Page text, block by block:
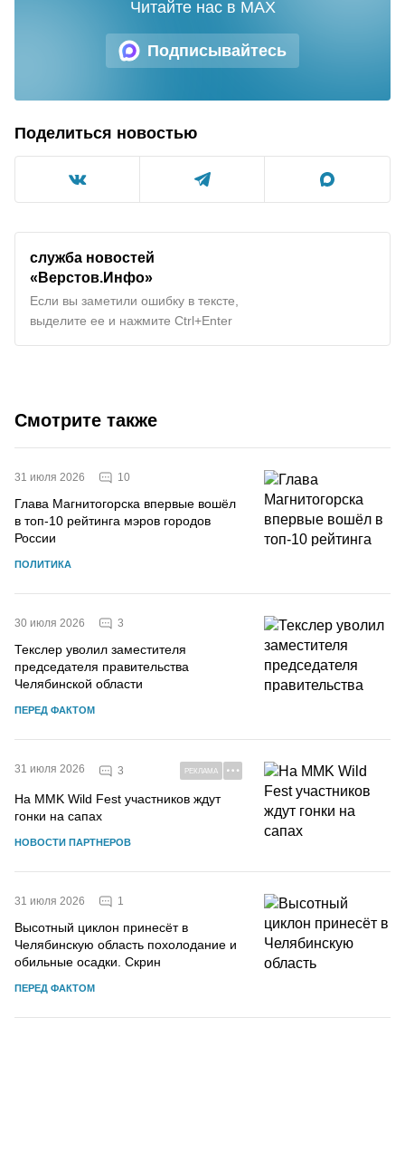
Подписывайтесь
Читайте нас в MAX
Поделиться новостью
служба новостей
«Верстов.Инфо»
Если вы заметили ошибку в тексте,
выделите ее и нажмите Ctrl+Enter
Смотрите также
31 июля 2026 10
Глава Магнитогорска впервые вошёл
в топ-10 рейтинга мэров городов
России
ПОЛИТИКА
30 июля 2026 3
Текслер уволил заместителя
председателя правительства
Челябинской области
ПЕРЕД ФАКТОМ
31 июля 2026 3 РЕКЛАМА
На MMK Wild Fest участников ждут
гонки на сапах
НОВОСТИ ПАРТНЕРОВ
31 июля 2026 1
Высотный циклон принесёт в
Челябинскую область похолодание и
обильные осадки. Скрин
ПЕРЕД ФАКТОМ